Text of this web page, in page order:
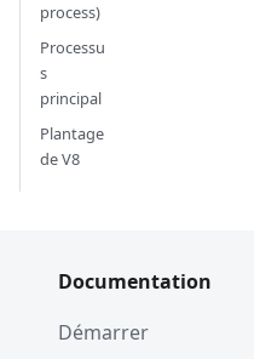
process)
Processu
s
principal
Plantage
de V8
Documentation
Démarrer